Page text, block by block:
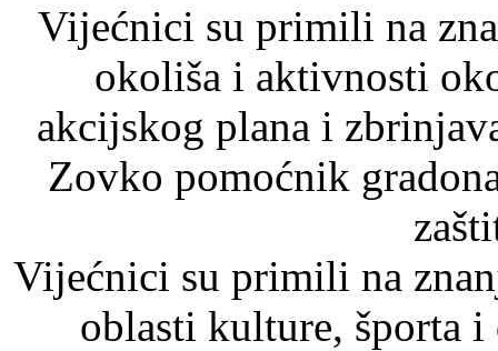
Vijećnici su primili na
okoliša i aktivnosti
akcijskog plana i
Zovko pomoćnik
Vijećnici su primili na
oblasti kulture, športa